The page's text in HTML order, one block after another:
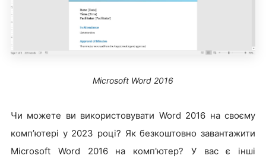
Microsoft Word 2016
Чи можете ви використовувати Word 2016 на своєму
комп’ютері у 2023 році? Як безкоштовно завантажити
Microsoft Word 2016 на комп'ютер? У вас є інші